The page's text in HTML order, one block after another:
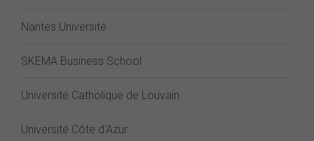
Nantes Université
SKEMA Business School
Université Catholique de Louvain
Université Côte d'Azur